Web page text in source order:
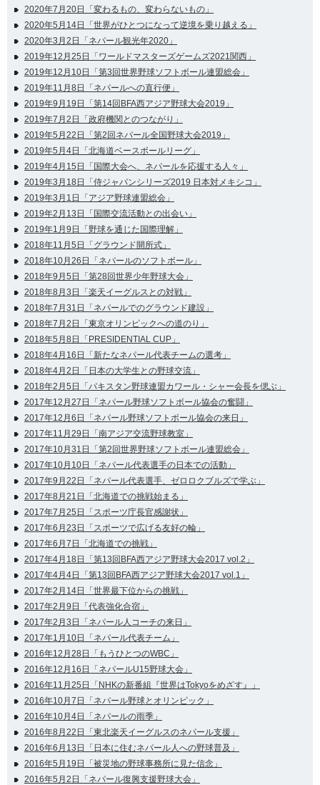
2020年7月20日「変わるもの、変わらないもの」
2020年5月14日「世界がひとつになって逆境を乗り越える」
2020年3月2日「ネパール観光年2020」
2019年12月25日「ワールドマスターズゲームズ2021関西」
2019年12月10日「第3回世界野球ソフトボール連盟総会」
2019年11月8日「ネパールへの直行便」
2019年9月19日「第14回BFA西アジア野球大会2019」
2019年7月2日「政府機関とのつながり」
2019年5月22日「第2回ネパール全国野球大会2019」
2019年5月4日「北海道ベースボールリーグ」
2019年4月15日「国際大会へ、ネパールを応援する人々」
2019年3月18日「侍ジャパンシリーズ2019 日本対メキシコ」
2019年3月1日「アジア野球連盟総会」
2019年2月13日「国際交流活動との出会い」
2019年1月9日「野球を通じた国際理解」
2018年11月5日「グラウンド開所式」
2018年10月26日「ネパールのソフトボール」
2018年9月5日「第28回世界少年野球大会」
2018年8月3日「楽天イーグルスとの対戦」
2018年7月31日「ネパールでのグラウンド建設」
2018年7月2日「東京オリンピックへの道のり」
2018年5月8日「PRESIDENTIAL CUP」
2018年4月16日「新たなネパール代表チームの選考」
2018年4月2日「日本の大学生との野球交流」
2018年2月5日「パキスタン野球連盟カワール・シャー会長を偲ぶ」
2017年12月27日「ネパール野球ソフトボール協会の奮闘」
2017年12月6日「ネパール野球ソフトボール協会の来日」
2017年11月29日「南アジア交流野球教室」
2017年10月31日「第2回世界野球ソフトボール連盟総会」
2017年10月10日「ネパール代表選手の日本での活動」
2017年9月22日「ネパール代表選手、ゼロロクブルズで学ぶ」
2017年8月21日「北海道での挑戦始まる」
2017年7月25日「スポーツ庁長官感謝状」
2017年6月23日「スポーツで広げる友好の輪」
2017年6月7日「北海道での挑戦」
2017年4月18日「第13回BFA西アジア野球大会2017 vol.2」
2017年4月4日「第13回BFA西アジア野球大会2017 vol.1」
2017年2月14日「世界最下位からの挑戦」
2017年2月9日「代表強化合宿」
2017年2月3日「ネパール人コーチの来日」
2017年1月10日「ネパール代表チーム」
2016年12月28日「もうひとつのWBC」
2016年12月16日「ネパールU15野球大会」
2016年11月25日「NHKの新番組『世界はTokyoをめざす』」
2016年10月7日「ネパール野球とオリンピック」
2016年10月4日「ネパールの雨季」
2016年8月22日「東北楽天イーグルスのネパール支援」
2016年6月13日「日本に住むネパール人への野球普及」
2016年5月19日「被災地の野球事務所に見た信念」
2016年5月2日「ネパール復興支援野球大会」